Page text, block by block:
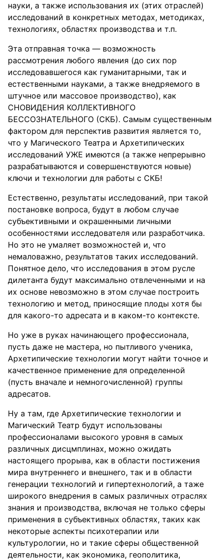
науки, а также использования их (этих отраслей)
исследований в конкретных методах, методиках,
технологиях, областях производства и т.п.
Эта отправная точка — возможность
рассмотрения любого явления (до сих пор
исследовавшегося как гуманитарными, так и
естественными науками, а также внедряемого в
штучное или массовое производство), как
СНОВИДЕНИЯ КОЛЛЕКТИВНОГО
БЕССОЗНАТЕЛЬНОГО (СКБ). Самым существенным
фактором для перспектив развития является то,
что у Магического Театра и Архетипических
исследований УЖЕ имеются (а также непрерывно
разрабатываются и совершенствуются новые)
ключи и технологии для работы с СКБ!
Естественно, результаты исследований, при такой
постановке вопроса, будут в любом случае
субъективными и окрашенными личными
особенностями исследователя или разработчика.
Но это не умаляет возможностей и, что
немаловажно, результатов таких исследований.
Понятное дело, что исследования в этом русле
дилетанта будут максимально отвлеченными и на
их основе невозможно в этом случае построить
технологию и метод, приносящие плоды хотя бы
для какого-то адресата и в каком-то контексте.
Но уже в руках начинающего профессионала,
пусть даже не мастера, но пытливого ученика,
Архетипические технологии могут найти точное и
качественное применение для определенной
(пусть вначале и немногочисленной) группы
адресатов.
Ну а там, где Архетипические технологии и
Магический Театр будут использованы
профессионалами высокого уровня в самых
различных дисцмплинах, можно ожидать
настоящего прорыва, как в области постижения
мира внутреннего и внешнего, так и в области
генерации технологий и гипертехнологий, а таже
широкого внедрения в самых различных отраслях
знания и производства, включая не только сферы
применения в субъективных областях, таких как
некоторые аспекты психотерапии или
культурологии, но и такие сферы общественной
деятельности, как экономика, геополитика,